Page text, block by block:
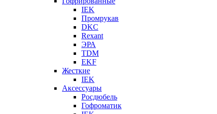
IEK
Промрукав
DKC
Rexant
ЭРА
TDM
EKF
Жесткие
IEK
Аксессуары
Росдюбель
Гофроматик